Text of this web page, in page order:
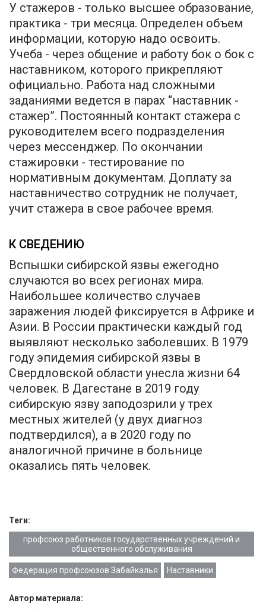
У стажеров - только высшее образование,
практика - три месяца. Определен объем
информации, которую надо освоить.
Учеба - через общение и работу бок о бок с
наставником, которого прикрепляют
официально. Работа над сложными
заданиями ведется в парах “наставник -
стажер”. Постоянный контакт стажера с
руководителем всего подразделения
через мессенджер. По окончании
стажировки - тестирование по
нормативным документам. Доплату за
наставничество сотрудник не получает,
учит стажера в свое рабочее время.
К СВЕДЕНИЮ
Вспышки сибирской язвы ежегодно
случаются во всех регионах мира.
Наибольшее количество случаев
заражения людей фиксируется в Африке и
Азии. В России практически каждый год
выявляют несколько заболевших. В 1979
году эпидемия сибирской язвы в
Свердловской области унесла жизни 64
человек. В Дагестане в 2019 году
сибирскую язву заподозрили у трех
местных жителей (у двух диагноз
подтвердился), а в 2020 году по
аналогичной причине в больнице
оказались пять человек.
Теги:
профсоюз работников государственных учреждений и
общественного обслуживания
Федерация профсоюзов Забайкалья Наставники
Автор материала: